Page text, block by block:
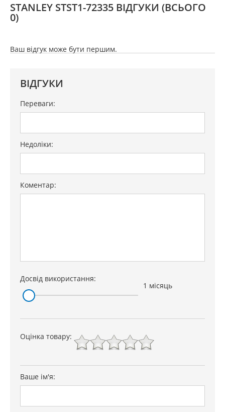
STANLEY STST1-72335 ВІДГУКИ (ВСЬОГО
0)
Ваш відгук може бути першим.
ВІДГУКИ
Переваги:
Недоліки:
Коментар:
Досвід використання:
1 місяць
Оцінка товару:
Ваше ім'я: